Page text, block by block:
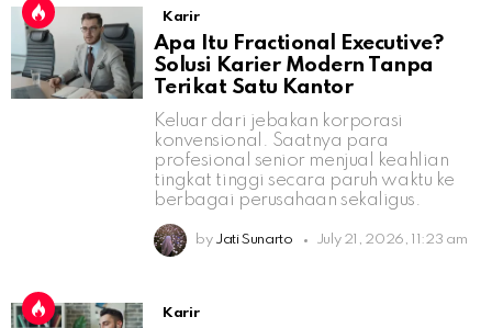
Karir
Apa Itu Fractional Executive?
Solusi Karier Modern Tanpa
Terikat Satu Kantor
Keluar dari jebakan korporasi
konvensional. Saatnya para
profesional senior menjual keahlian
tingkat tinggi secara paruh waktu ke
berbagai perusahaan sekaligus.
by Jati Sunarto July 21, 2026, 11:23 am
Karir